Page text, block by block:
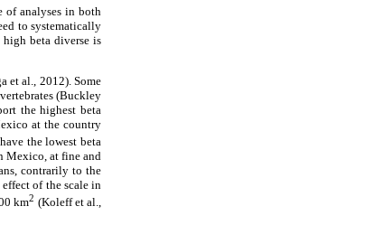
of analyses in both
to systematically
beta diverse is
et al., 2012). Some
(Buckley
the highest beta
at the country
the lowest beta
Mexico, at fine and
contrarily to the
of the scale in
km2 (Koleff et al.,